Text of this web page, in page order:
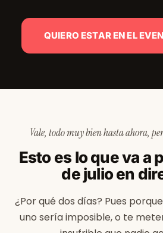
QUIERO ESTAR EN EL
Vale, todo muy bien hasta ahora,
Esto es lo que va a
de julio en
¿Por qué dos días? Pues
uno sería imposible, o te